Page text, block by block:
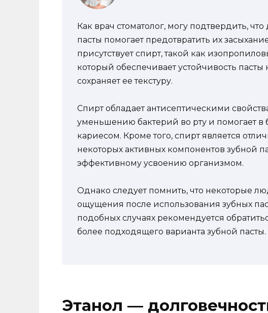
Как врач стоматолог, могу подтвердить,
пасты помогает предотвратить их
присутствует спирт, такой как
который обеспечивает устойчивость
сохраняет ее текстуру.
Спирт обладает антисептическими
уменьшению бактерий во рту и помогает в
кариесом. Кроме того, спирт является
некоторых активных компонентов зубной
эффективному усвоению организмом.
Однако следует помнить, что некоторые
ощущения после использования зубных
подобных случаях рекомендуется
более подходящего варианта зубной пасты.
Этанол —